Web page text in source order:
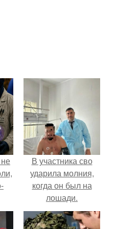
В участника сво
ударила молния,
когда он был на
лошади.